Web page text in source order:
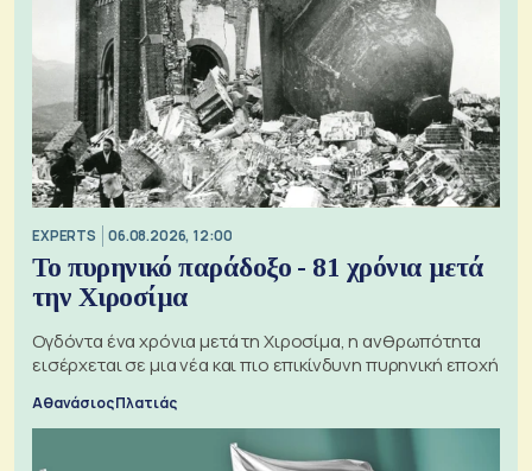
EXPERTS 06.08.2026, 12:00
Το πυρηνικό παράδοξο - 81 χρόνια μετά
την Χιροσίμα
Ογδόντα ένα χρόνια μετά τη Χιροσίμα, η ανθρωπότητα
εισέρχεται σε μια νέα και πιο επικίνδυνη πυρηνική εποχή
Αθανάσιος Πλατιάς